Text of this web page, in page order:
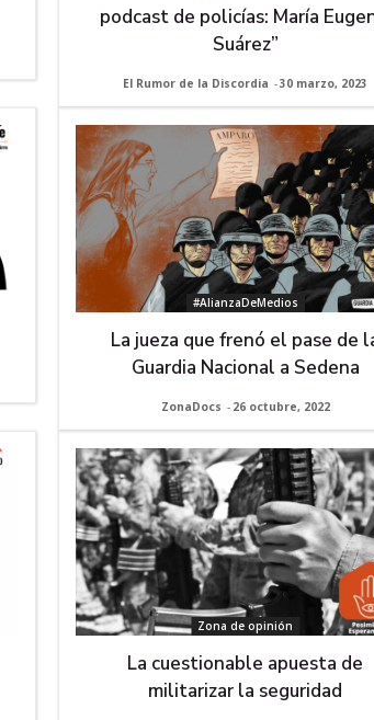
podcast de policías: María
Suárez”
El Rumor de la Discordia -30 marzo, 2023
#AlianzaDeMedios
La jueza que frenó el pase de
Guardia Nacional a Sedena
ZonaDocs - 26 octubre, 2022
Zona de opinión
La cuestionable apuesta de
militarizar la seguridad